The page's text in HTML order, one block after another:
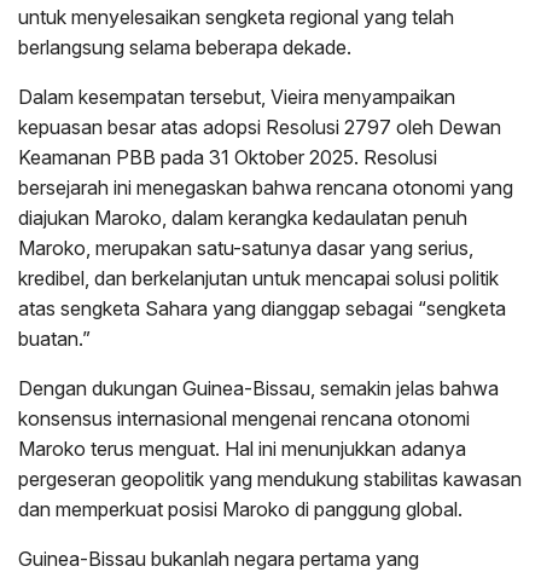
untuk menyelesaikan sengketa regional yang telah
berlangsung selama beberapa dekade.
Dalam kesempatan tersebut, Vieira menyampaikan
kepuasan besar atas adopsi Resolusi 2797 oleh Dewan
Keamanan PBB pada 31 Oktober 2025. Resolusi
bersejarah ini menegaskan bahwa rencana otonomi yang
diajukan Maroko, dalam kerangka kedaulatan penuh
Maroko, merupakan satu-satunya dasar yang serius,
kredibel, dan berkelanjutan untuk mencapai solusi politik
atas sengketa Sahara yang dianggap sebagai “sengketa
buatan.”
Dengan dukungan Guinea-Bissau, semakin jelas bahwa
konsensus internasional mengenai rencana otonomi
Maroko terus menguat. Hal ini menunjukkan adanya
pergeseran geopolitik yang mendukung stabilitas kawasan
dan memperkuat posisi Maroko di panggung global.
Guinea-Bissau bukanlah negara pertama yang